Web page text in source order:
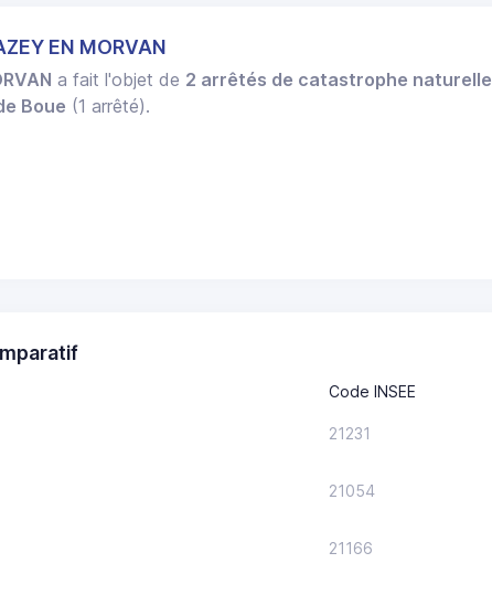
EN MORVAN
a fait l'objet de 2 arrêtés de catastrophe naturelle
Boue (1 arrêté).
Code INSEE
21231
21054
21166